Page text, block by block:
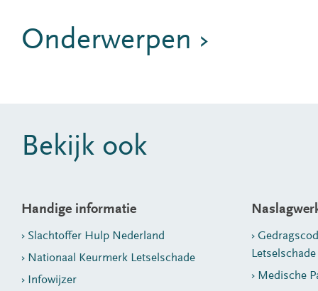
Onderwerpen ›
Bekijk ook
Handige informatie
Slachtoffer Hulp Nederland
Nationaal Keurmerk Letselschade
Infowijzer
Letselschade
Medische